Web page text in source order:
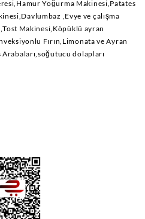
Yoğurma Makinesi,Patates
,Evye ve çalışma
Makinesi,Köpüklü ayran
Fırın,Limonata ve Ayran
dolapları